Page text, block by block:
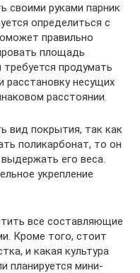
своими руками парник
определиться с
правильно
площадь
продумать
расстановку несущих
расстоянии.
вид покрытия, так как
поликарбонат, то он
его веса.
укрепление
все составляющие
Кроме того, стоит
и какая культура
планируется мини-